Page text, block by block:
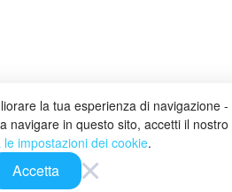
la tua esperienza di navigazione -
navigare in questo sito, accetti il nostro
le impostazioni dei cookie.
Accetta